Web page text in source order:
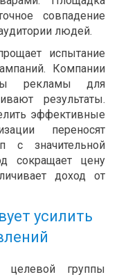
совпадение
людей.
испытание
Компании
рекламы для
результаты.
эффективные
переносят
с значительной
сокращает цену
доход от
усилить
целевой группы